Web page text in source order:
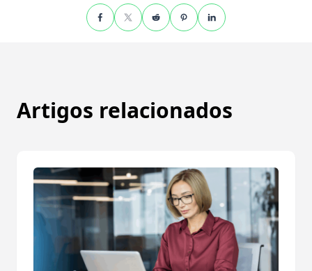
Artigos relacionados